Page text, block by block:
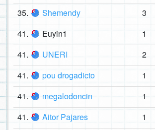
35. Shemendy 3
41. Euyin1 1
41. UNERI 2
41. pou drogadicto 1
41. megalodoncin 1
41. Aitor Pajares 1